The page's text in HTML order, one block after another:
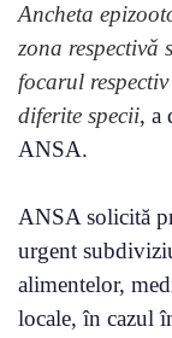
Ancheta
zona respectivă
focarul
diferite specii, a
ANSA.
ANSA solicită
urgent
alimentelor,
locale, în cazul